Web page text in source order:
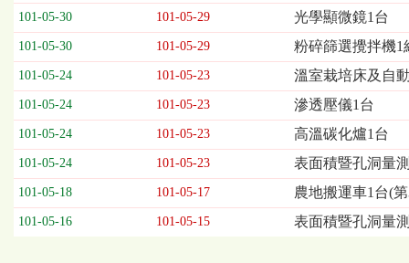
期、
公
告
事
項
101-05-30 101-05-29 光學顯微鏡1台
101-05-30 101-05-29 粉碎篩選攪拌機1
101-05-24 101-05-23 溫室栽培床及自
101-05-24 101-05-23 滲透壓儀1台
101-05-24 101-05-23 高溫碳化爐1台
101-05-24 101-05-23 表面積暨孔洞量
101-05-18 101-05-17 農地搬運車1台(
101-05-16 101-05-15 表面積暨孔洞量